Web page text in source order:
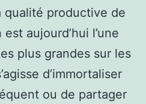
qualité productive de
aujourd’hui l’une
plus grandes sur les
d’immortaliser
ou de partager